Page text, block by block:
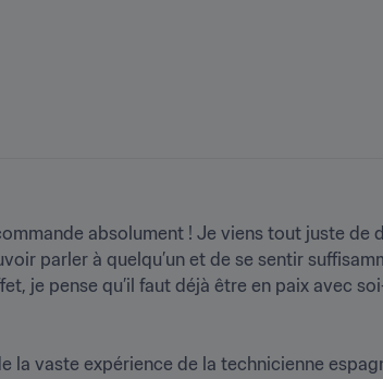
absolument ! Je viens tout juste de
parler à quelqu’un et de se sentir
je pense qu’il faut déjà être en paix avec
la vaste expérience de la technicienne